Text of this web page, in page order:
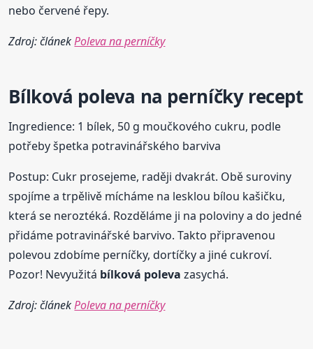
nebo červené řepy.
Zdroj: článekPoleva na perníčky
Bílková poleva na perníčky recept
Ingredience: 1 bílek, 50 g moučkového cukru, podle
potřeby špetka potravinářského barviva
Postup: Cukr prosejeme, raději dvakrát. Obě suroviny
spojíme a trpělivě mícháme na lesklou bílou kašičku,
která se neroztéká. Rozděláme ji na poloviny a do jedné
přidáme potravinářské barvivo. Takto připravenou
polevou zdobíme perníčky, dortíčky a jiné cukroví.
Pozor! Nevyužitá bílková poleva zasychá.
Zdroj: článekPoleva na perníčky